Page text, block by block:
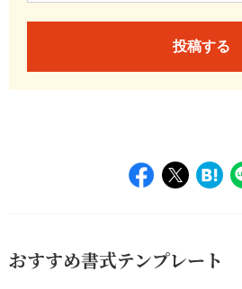
投稿する
おすすめ書式テンプレート